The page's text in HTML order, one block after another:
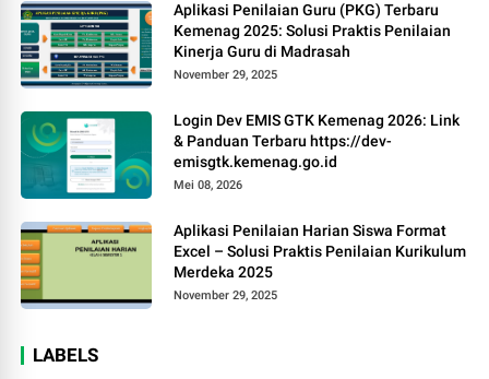
Aplikasi Penilaian Guru (PKG) Terbaru
Kemenag 2025: Solusi Praktis Penilaian
Kinerja Guru di Madrasah
November 29, 2025
Login Dev EMIS GTK Kemenag 2026: Link
& Panduan Terbaru https://dev-
emisgtk.kemenag.go.id
Mei 08, 2026
Aplikasi Penilaian Harian Siswa Format
Excel – Solusi Praktis Penilaian Kurikulum
Merdeka 2025
November 29, 2025
LABELS